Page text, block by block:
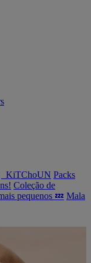
_KiTChoUN Packs
Coleção de
pequenos 💤 Mala